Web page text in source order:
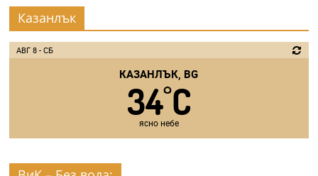
Казанлък
АВГ 8 - СБ
КАЗАНЛЪК, BG
34°C
ясно небе